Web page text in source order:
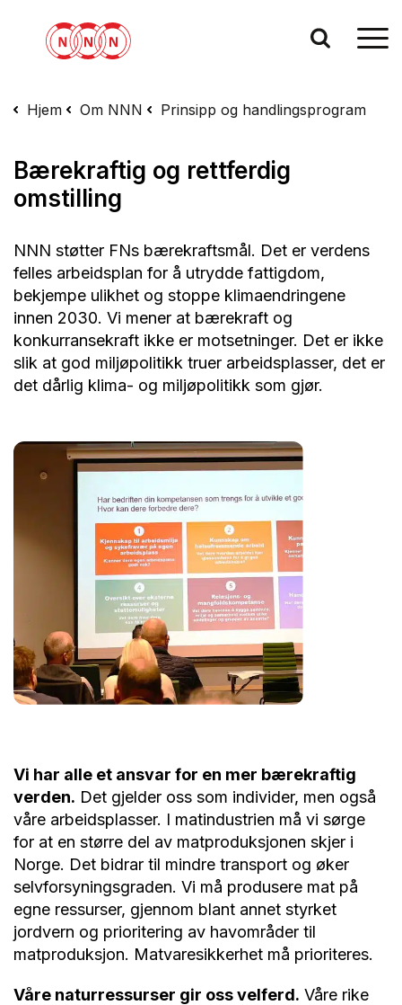
Hjem Om NNN Prinsipp og handlingsprogram
Bærekraftig og rettferdig
omstilling
NNN støtter FNs bærekraftsmål. Det er verdens
felles arbeidsplan for å utrydde fattigdom,
bekjempe ulikhet og stoppe klimaendringene
innen 2030. Vi mener at bærekraft og
konkurransekraft ikke er motsetninger. Det er ikke
slik at god miljøpolitikk truer arbeidsplasser, det er
det dårlig klima- og miljøpolitikk som gjør.
Vi har alle et ansvar for en mer bærekraftig
verden. Det gjelder oss som individer, men også
våre arbeidsplasser. I matindustrien må vi sørge
for at en større del av matproduksjonen skjer i
Norge. Det bidrar til mindre transport og øker
selvforsyningsgraden. Vi må produsere mat på
egne ressurser, gjennom blant annet styrket
jordvern og prioritering av havområder til
matproduksjon. Matvaresikkerhet må prioriteres.
Våre naturressurser gir oss velferd. Våre rike